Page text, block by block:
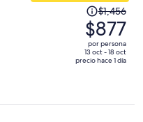
El
precio
era
de
$1,456
$1,456
$877
por persona
13 oct - 18 oct
precio hace 1 día